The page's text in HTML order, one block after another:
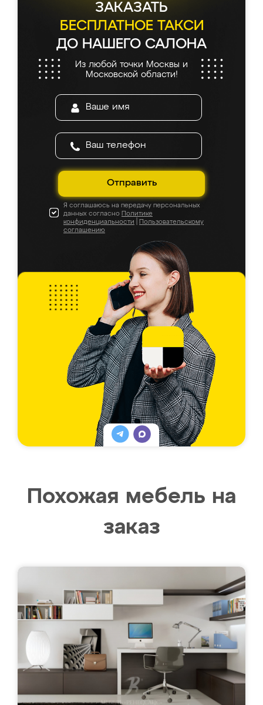
ЗАКАЗАТЬ
БЕСПЛАТНОЕ ТАКСИ
ДО НАШЕГО САЛОНА
Из любой точки Москвы и
Московской области!
Отправить
Я соглашаюсь на передачу персональных
данных согласно Политике
конфиденциальности
Пользовательскому
соглашению
Похожая мебель на
заказ